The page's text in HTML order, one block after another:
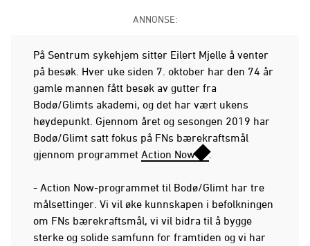
ANNONSE:
På Sentrum sykehjem sitter Eilert Mjelle å venter
på besøk. Hver uke siden 7. oktober har den 74 år
gamle mannen fått besøk av gutter fra
Bodø/Glimts akademi, og det har vært ukens
høydepunkt. Gjennom året og sesongen 2019 har
Bodø/Glimt satt fokus på FNs bærekraftsmål
gjennom programmet Action Now .
- Action Now-programmet til Bodø/Glimt har tre
målsettinger. Vi vil øke kunnskapen i befolkningen
om FNs bærekraftsmål, vi vil bidra til å bygge
sterke og solide samfunn for framtiden og vi har